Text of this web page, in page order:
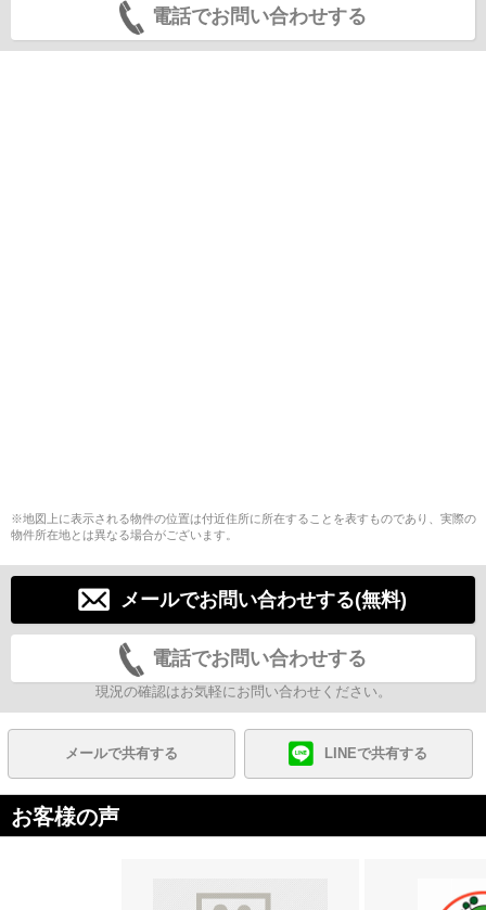
電話でお問い合わせする
※地図上に表示される物件の位置は付近住所に所在することを表すものであり、実際の
物件所在地とは異なる場合がございます。
メールでお問い合わせする(無料)
電話でお問い合わせする
現況の確認はお気軽にお問い合わせください。
メールで共有する LINEで共有する
お客様の声